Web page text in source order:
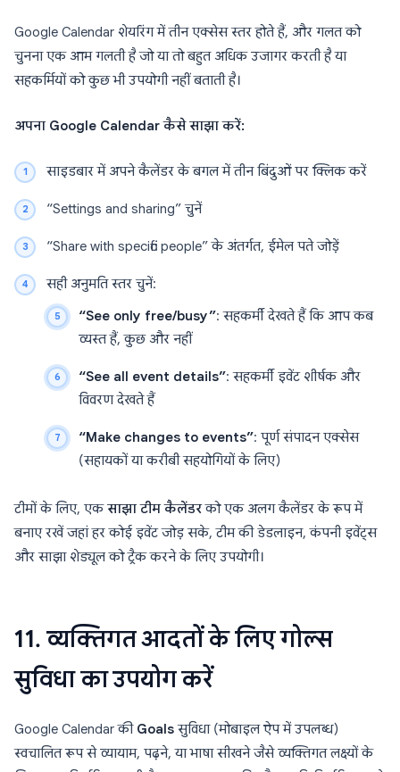
Google Calendar शेयरिंग में तीन एक्सेस स्तर होते हैं, और गलत को
चुनना एक आम गलती है जो या तो बहुत अधिक उजागर करती है या
सहकर्मियों को कुछ भी उपयोगी नहीं बताती है।
अपना Google Calendar कैसे साझा करें:
साइडबार में अपने कैलेंडर के बगल में तीन बिंदुओं पर क्लिक करें
“Settings and sharing” चुनें
“Share with specific people” के अंतर्गत, ईमेल पते जोड़ें
सही अनुमति स्तर चुनें:
“See only free/busy”: सहकर्मी देखते हैं कि आप कब
व्यस्त हैं, कुछ और नहीं
“See all event details”: सहकर्मी इवेंट शीर्षक और
विवरण देखते हैं
“Make changes to events”: पूर्ण संपादन एक्सेस
(सहायकों या करीबी सहयोगियों के लिए)
टीमों के लिए, एकसाझा टीम कैलेंडरको एक अलग कैलेंडर के रूप में
बनाए रखें जहां हर कोई इवेंट जोड़ सके, टीम की डेडलाइन, कंपनी इवेंट्स
और साझा शेड्यूल को ट्रैक करने के लिए उपयोगी।
11. व्यक्तिगत आदतों के लिए गोल्स
सुविधा का उपयोग करें
Google Calendar की Goalsसुविधा (मोबाइल ऐप में उपलब्ध)
स्वचालित रूप से व्यायाम, पढ़ने, या भाषा सीखने जैसे व्यक्तिगत लक्ष्यों के